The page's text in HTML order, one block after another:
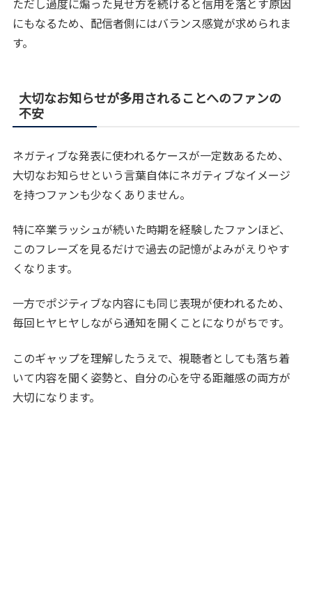
にもなるため、配信者側にはバランス感覚が求められま
す。
大切なお知らせが多用されることへのファンの
不安
ネガティブな発表に使われるケースが一定数あるため、
大切なお知らせという言葉自体にネガティブなイメージ
を持つファンも少なくありません。
特に卒業ラッシュが続いた時期を経験したファンほど、
このフレーズを見るだけで過去の記憶がよみがえりやす
くなります。
一方でポジティブな内容にも同じ表現が使われるため、
毎回ヒヤヒヤしながら通知を開くことになりがちです。
このギャップを理解したうえで、視聴者としても落ち着
いて内容を聞く姿勢と、自分の心を守る距離感の両方が
大切になります。